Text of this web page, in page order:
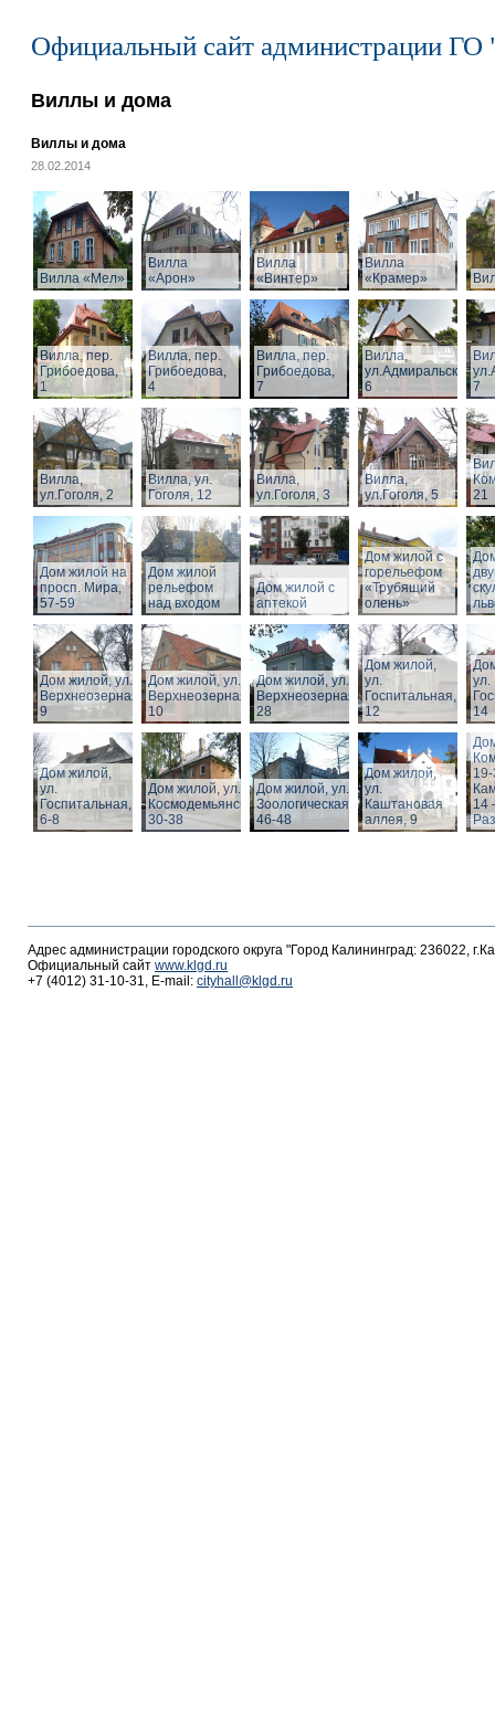
Официальный сайт администрации ГО
Виллы и дома
Виллы и дома
28.02.2014
Вилла «Мел»
Вилла
«Арон»
Вилла
«Винтер»
Вилла
«Крамер»
Вилла, пер.
Грибоедова,
1
Вилла, пер.
Грибоедова,
4
Вилла, пер.
Грибоедова,
7
Вилла,
ул.Адмиральская,
6
7
Вилла,
ул.Гоголя, 2
Вилла, ул.
Гоголя, 12
Вилла,
ул.Гоголя, 3
Вилла,
ул.Гоголя, 5
21
Дом жилой на
просп. Мира,
57-59
Дом жилой
рельефом
над входом
Дом жилой с
аптекой
Дом жилой с
горельефом
«Трубящий
олень»
Дом жилой, ул.
Верхнеозерная,
9
Дом жилой, ул.
Верхнеозерная,
10
Дом жилой, ул.
Верхнеозерная,
28
Дом жилой,
ул.
Госпитальная,
12
ул.
14
Дом жилой,
ул.
Госпитальная,
6-8
Дом жилой, ул. З.
Космодемьянской
30-38
Дом жилой, ул.
Зоологическая,
46-48
Дом жилой,
ул.
Каштановая
аллея, 9
14
Адрес администрации городского округа "Город Калининград: 236022,
Официальный сайт www.klgd.ru
+7 (4012) 31-10-31, E-mail: cityhall@klgd.ru